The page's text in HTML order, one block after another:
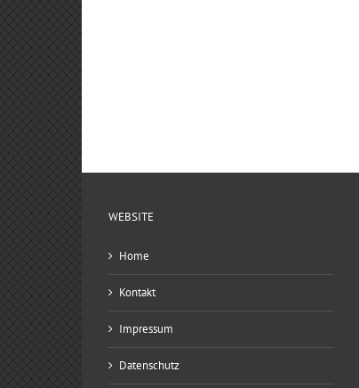
WEBSITE
Home
Kontakt
Impressum
Datenschutz